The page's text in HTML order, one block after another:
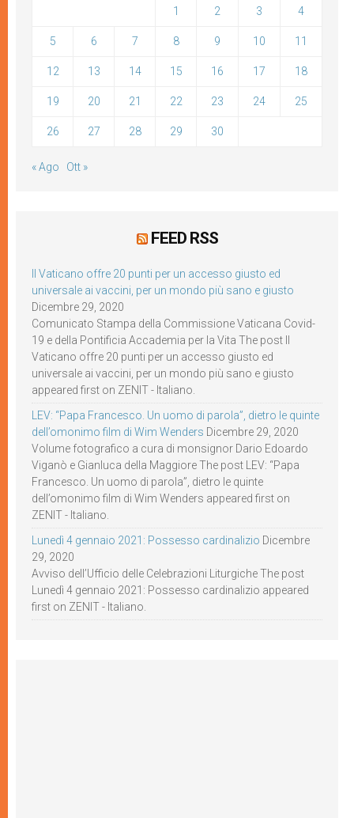
1 2 3 4
5 6 7 8 9 10 11
12 13 14 15 16 17 18
19 20 21 22 23 24 25
26 27 28 29 30
« Ago Ott »
FEED RSS
Il Vaticano offre 20 punti per un accesso giusto ed
universale ai vaccini, per un mondo più sano e giusto
Dicembre 29, 2020
Comunicato Stampa della Commissione Vaticana Covid-
19 e della Pontificia Accademia per la Vita The post Il
Vaticano offre 20 punti per un accesso giusto ed
universale ai vaccini, per un mondo più sano e giusto
appeared first on ZENIT - Italiano.
LEV: “Papa Francesco. Un uomo di parola”, dietro le quinte
dell’omonimo film di Wim Wenders Dicembre 29, 2020
Volume fotografico a cura di monsignor Dario Edoardo
Viganò e Gianluca della Maggiore The post LEV: “Papa
Francesco. Un uomo di parola”, dietro le quinte
dell’omonimo film di Wim Wenders appeared first on
ZENIT - Italiano.
Lunedì 4 gennaio 2021: Possesso cardinalizio Dicembre
29, 2020
Avviso dell’Ufficio delle Celebrazioni Liturgiche The post
Lunedì 4 gennaio 2021: Possesso cardinalizio appeared
first on ZENIT - Italiano.